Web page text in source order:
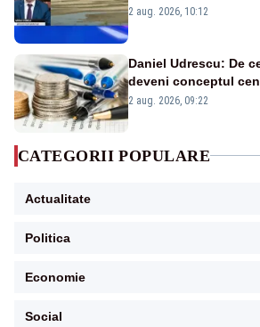
protejăm și natura,
2 aug. 2026, 10:12
Daniel Udrescu: De
deveni conceptul
viitoare?
2 aug. 2026, 09:22
CATEGORII POPULARE
Actualitate
Politica
Economie
Social